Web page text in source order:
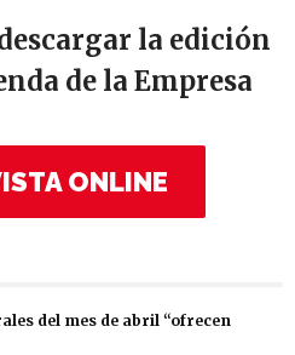
la edición
de la Empresa
ONLINE
del mes de abril “ofrecen